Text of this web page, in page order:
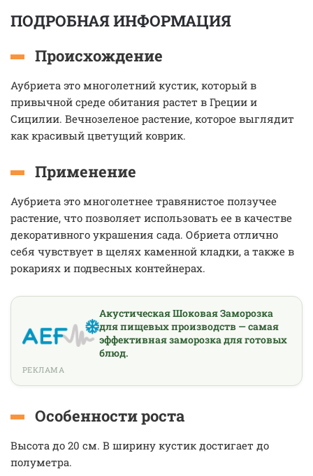
ПОДРОБНАЯ ИНФОРМАЦИЯ
Происхождение
Аубриета это многолетний кустик, который в
привычной среде обитания растет в Греции и
Сицилии. Вечнозеленое растение, которое выглядит
как красивый цветущий коврик.
Применение
Аубриета это многолетнее травянистое ползучее
растение, что позволяет использовать ее в качестве
декоративного украшения сада. Обриета отлично
себя чувствует в щелях каменной кладки, а также в
рокариях и подвесных контейнерах.
Акустическая Шоковая Заморозка
для пищевых производств — самая
эффективная заморозка для готовых
блюд.
РЕКЛАМА
Особенности роста
Высота до 20 см. В ширину кустик достигает до
полуметра.